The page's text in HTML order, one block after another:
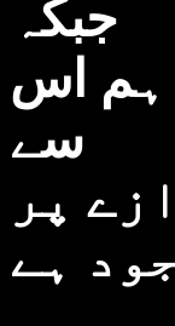
جبکہ
ہم اس
سے
پر